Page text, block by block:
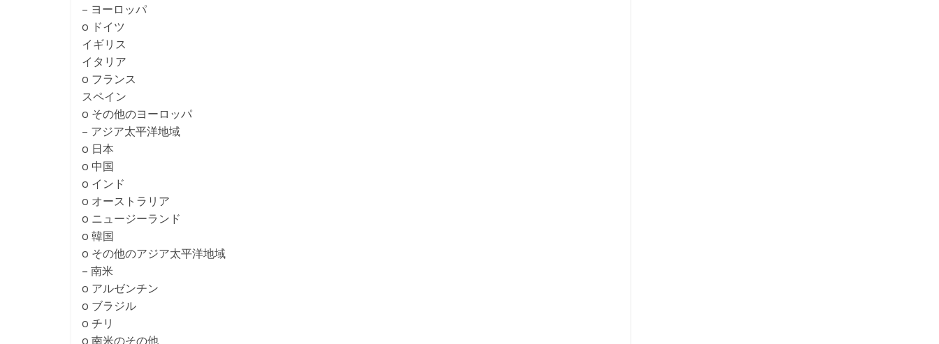
– ヨーロッパ
o ドイツ
イギリス
イタリア
o フランス
スペイン
o その他のヨーロッパ
– アジア太平洋地域
o 日本
o 中国
o インド
o オーストラリア
o ニュージーランド
o 韓国
o その他のアジア太平洋地域
– 南米
o アルゼンチン
o ブラジル
o チリ
o 南米のその他